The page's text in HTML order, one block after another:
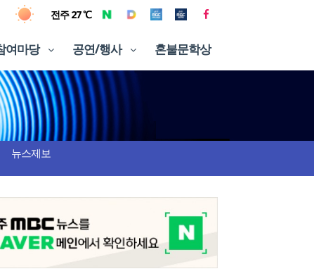
전주 27 ℃
여마당 공연/행사 혼불문학상
뉴스제보